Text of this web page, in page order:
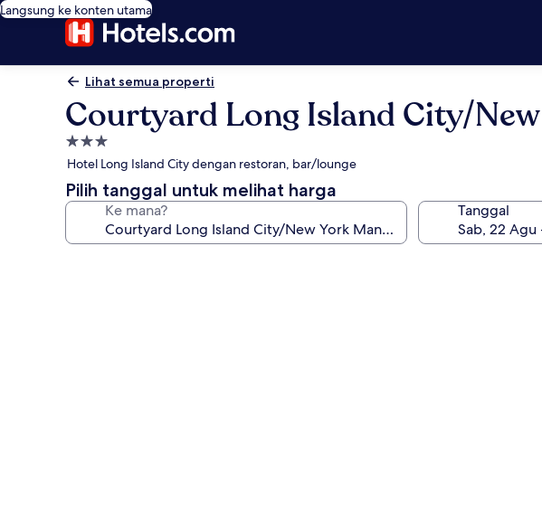
Langsung ke konten utama
Lihat semua properti
Courtyard Long Island City/
Properti
bintang
3.0
Hotel Long Island City dengan restoran, bar/lounge
Pilih tanggal untuk melihat harga
Ke mana? Tanggal